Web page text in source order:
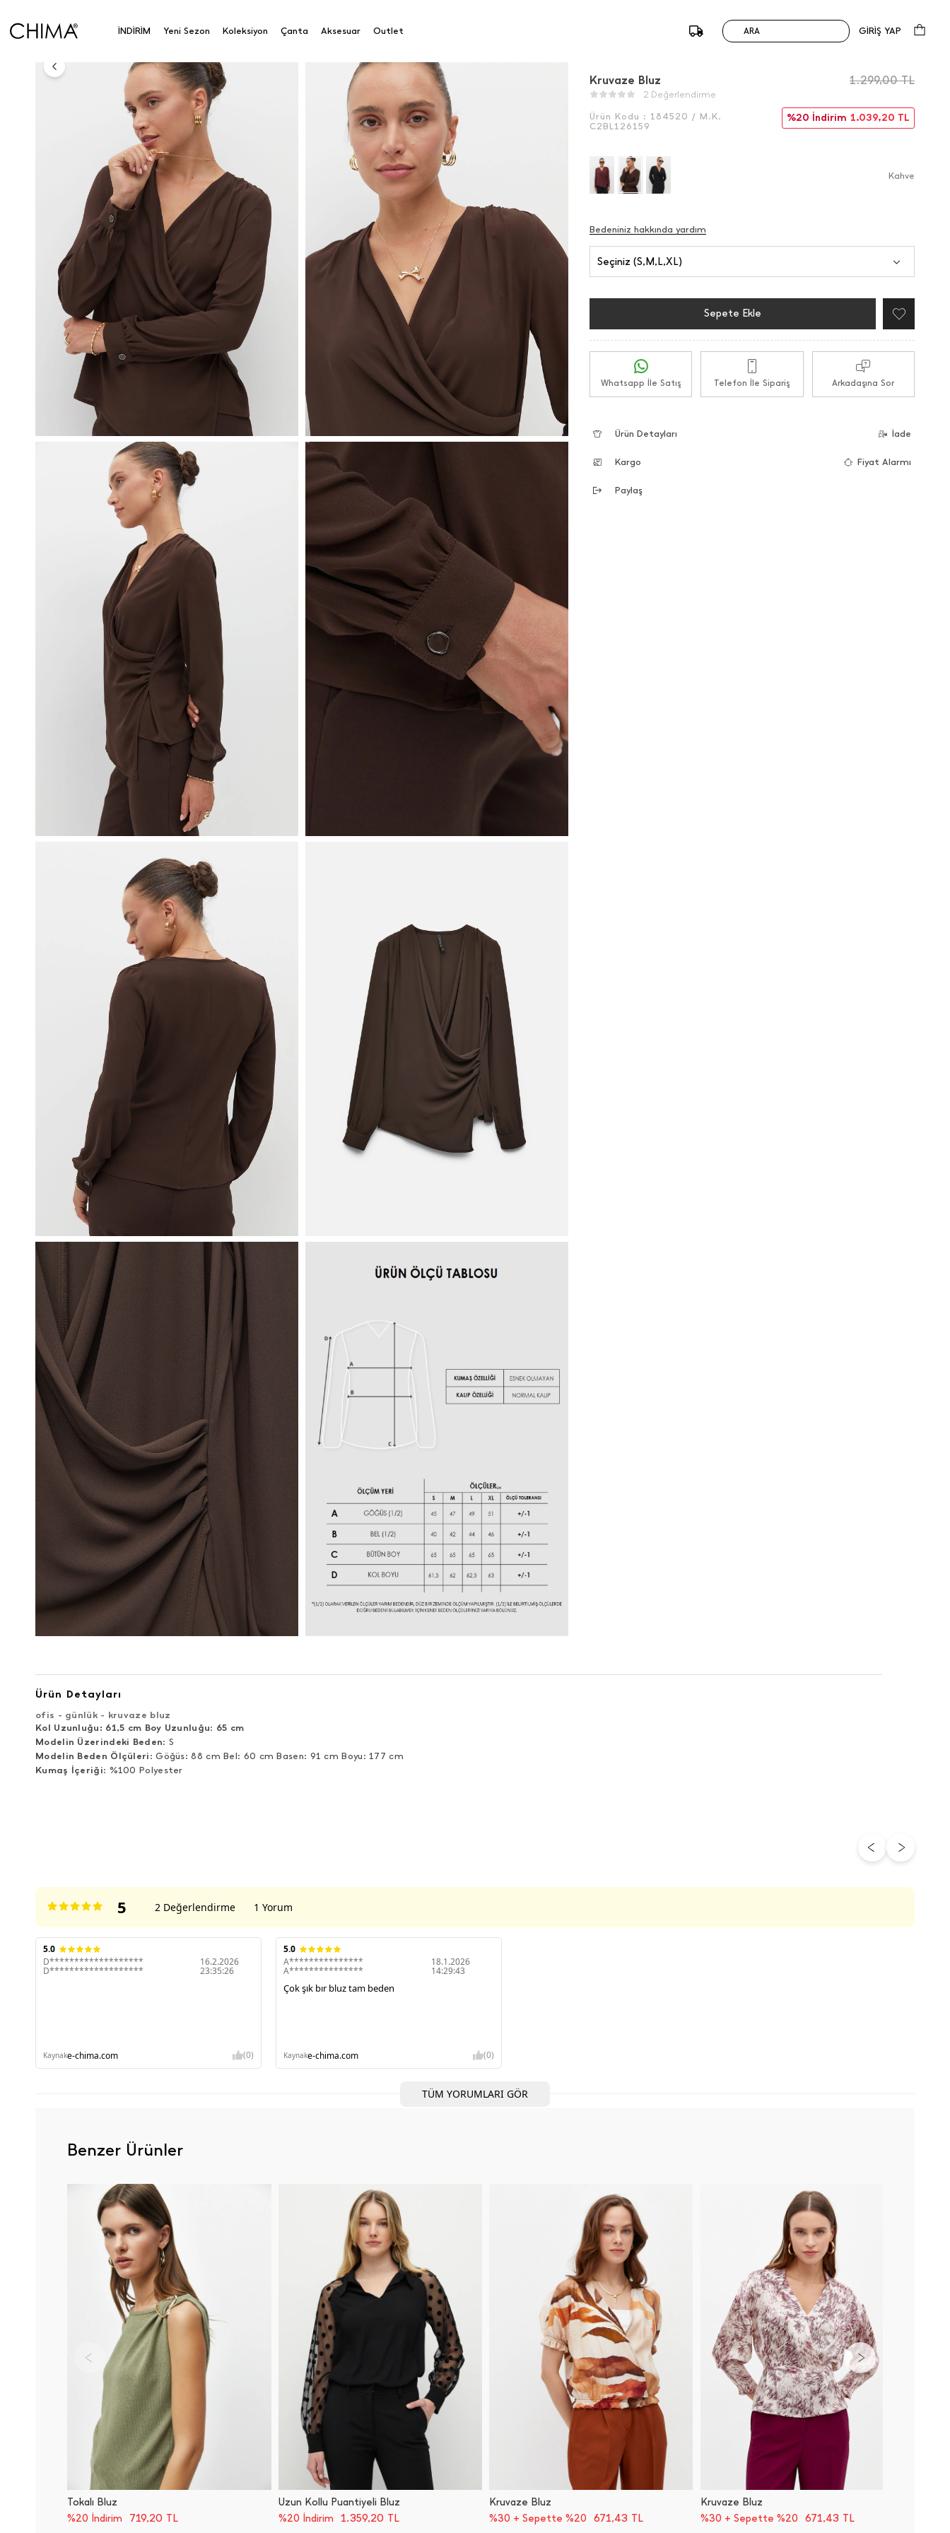
İNDİRİM Yeni Sezon Koleksiyon Çanta Aksesuar Outlet ARA GİRİŞ YAP
Anasayfa
Kruvaze Bluz
2 Değerlendirme
Ürün Kodu : 184520 / M.K.
C2BL126159
1.299,00TL
%20 İndirim 1.039,20 TL
Kahve
Bedeniniz hakkında yardım
Seçiniz (S,M,L,XL)
Sepete Ekle
Whatsapp İle Satış Telefon İle Sipariş Arkadaşına Sor
Ürün Detayları İade
Kargo Fiyat Alarmı
Paylaş
Ürün Detayları
ofis - günlük - kruvaze bluz
Kol Uzunluğu: 61,5 cm Boy Uzunluğu: 65 cm
Modelin Üzerindeki Beden: S
Modelin Beden Ölçüleri : Göğüs: 88 cm Bel: 60 cm Basen: 91 cm Boyu: 177 cm
Kumaş İçeriği: %100 Polyester
5 2 Değerlendirme 1 Yorum
5.0
D*******************
D*******************
16.2.2026
23:35:26
Kaynake-chima.com (0)
5.0
A***************
A***************
18.1.2026
14:29:43
Çok şık bır bluz tam beden
Kaynake-chima.com (0)
TÜM YORUMLARI GÖR
Benzer Ürünler
Tokalı Bluz
%20 İndirim
719,20 TL
Uzun Kollu Puantiyeli Bluz
%20 İndirim
1.359,20 TL
Kruvaze Bluz
%30 + Sepette %20
671,43 TL
Kruvaze Bluz
%30 + Sepette %20
671,43 TL